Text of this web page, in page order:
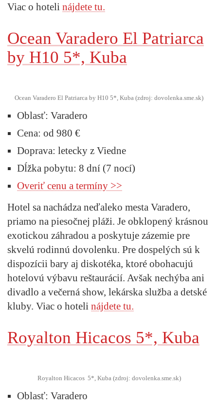
Viac o hoteli nájdete tu.
Ocean Varadero El Patriarca
by H10 5*, Kuba
Ocean Varadero El Patriarca by H10 5*, Kuba (zdroj: dovolenka.sme.sk)
Oblasť: Varadero
Cena: od 980 €
Doprava: letecky z Viedne
Dĺžka pobytu: 8 dní (7 nocí)
Overiť cenu a termíny >>
Hotel sa nachádza neďaleko mesta Varadero,
priamo na piesočnej pláži. Je obklopený krásnou
exotickou záhradou a poskytuje zázemie pre
skvelú rodinnú dovolenku. Pre dospelých sú k
dispozícii bary aj diskotéka, ktoré obohacujú
hotelovú výbavu reštaurácií. Avšak nechýba ani
divadlo a večerná show, lekárska služba a detské
kluby. Viac o hoteli nájdete tu.
Royalton Hicacos 5*, Kuba
Royalton Hicacos 5*, Kuba (zdroj: dovolenka.sme.sk)
Oblasť: Varadero